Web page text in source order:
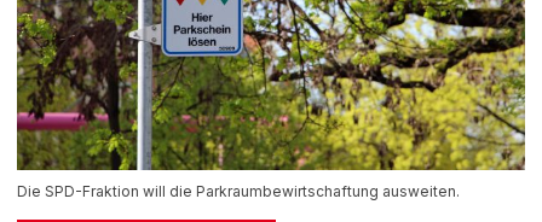
Die SPD-Fraktion will die Parkraumbewirtschaftung ausweiten.